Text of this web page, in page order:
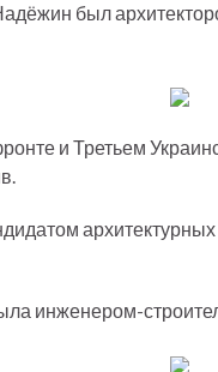
был
и Третьем
инженером-